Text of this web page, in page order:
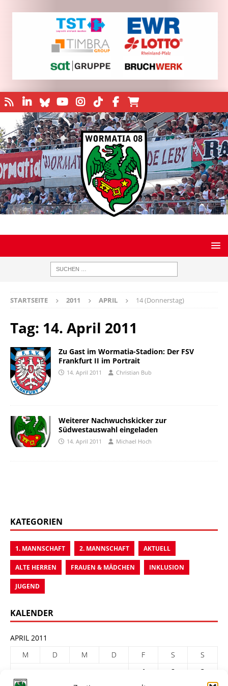
STARTSEITE 2011 APRIL 14 (Donnerstag)
Tag: 14. April 2011
Zu Gast im Wormatia-Stadion: Der FSV
Frankfurt II im Portrait
14. April 2011 Christian Bub
Weiterer Nachwuchskicker zur
Südwestauswahl eingeladen
14. April 2011 Michael Hoch
KATEGORIEN
1. MANNSCHAFT 2. MANNSCHAFT AKTUELL
ALTE HERREN FRAUEN & MÄDCHEN INKLUSION
JUGEND
KALENDER
APRIL 2011
M
D M D F S
S
1
2
3